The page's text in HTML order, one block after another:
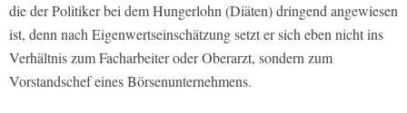
die der Politiker bei dem Hungerlohn (Diäten) dringend angewiesen
ist, denn nach Eigenwertseinschätzung setzt er sich eben nicht ins
Verhältnis zum Facharbeiter oder Oberarzt, sondern zum
Vorstandschef eines Börsenunternehmens.